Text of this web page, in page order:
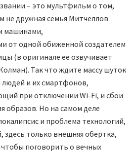
– это мультфильм о том,
не дружная семья Митчеллов
машинами,
от одной обиженной создателем
(в оригинале ее озвучивает
Так что ждите массу шуток
и их смартфонов,
при отключении Wi-Fi, и сбои
образов. Но на самом деле
и проблема технологий,
только внешняя обертка,
чтобы поговорить о вечных